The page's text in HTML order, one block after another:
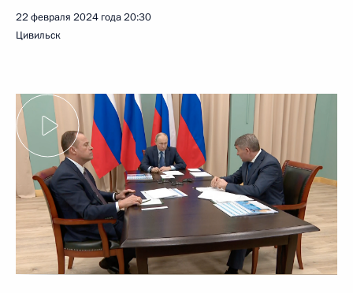
22 февраля 2024 года20:30
Цивильск